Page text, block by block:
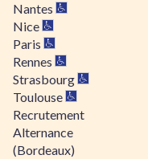
Nantes
Nice
Paris
Rennes
Strasbourg
Toulouse
Recrutement
Alternance
(Bordeaux)